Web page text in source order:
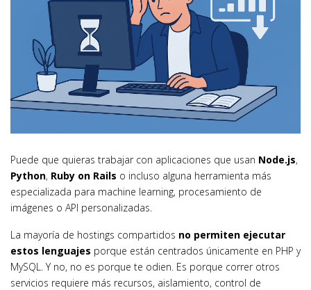
Puede que quieras trabajar con aplicaciones que usan Node.js,
Python, Ruby on Rails o incluso alguna herramienta más
especializada para machine learning, procesamiento de
imágenes o API personalizadas.
La mayoría de hostings compartidos no permiten ejecutar
estos lenguajes porque están centrados únicamente en PHP y
MySQL. Y no, no es porque te odien. Es porque correr otros
servicios requiere más recursos, aislamiento, control de